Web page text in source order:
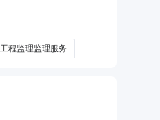
工程监理监理服务